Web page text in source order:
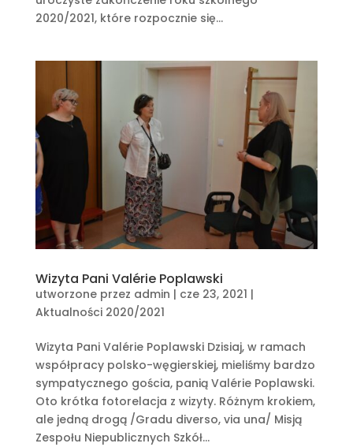
2020/2021, które rozpocznie się...
Wizyta Pani Valérie Poplawski
utworzone przez admin | cze 23, 2021 |
Aktualności 2020/2021
Wizyta Pani Valérie Poplawski Dzisiaj, w ramach
współpracy polsko-węgierskiej, mieliśmy bardzo
sympatycznego gościa, panią Valérie Poplawski.
Oto krótka fotorelacja z wizyty. Różnym krokiem,
ale jedną drogą /Gradu diverso, via una/ Misją
Zespołu Niepublicznych Szkół...